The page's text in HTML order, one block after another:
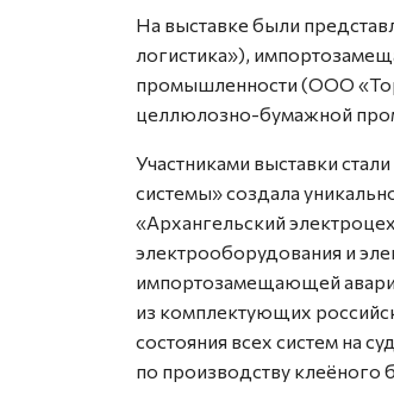
На выставке были
логистика»),
промышленности (ООО
целлюлозно-бумажной
Участниками выставки
системы» создала
«Архангельский
электрооборудования и
импортозамещающей
из комплектующих
состояния всех систем на
по производству клеёного